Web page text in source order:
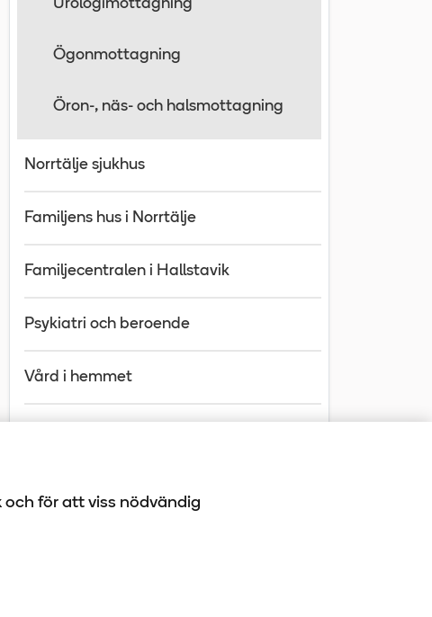
för att viss nödvändig
Urologimottagning
Ögonmottagning
Öron-, näs- och halsmottagning
Norrtälje sjukhus
Familjens hus i Norrtälje
Familjecentralen i Hallstavik
Psykiatri och beroende
Vård i hemmet